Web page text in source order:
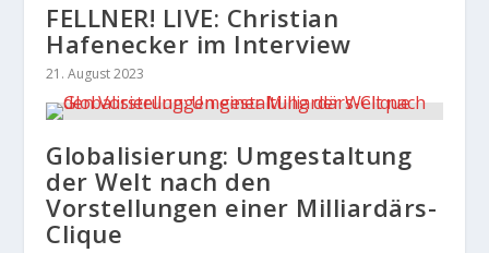
FELLNER! LIVE: Christian
Hafenecker im Interview
21. August 2023
Globalisierung: Umgestaltung
der Welt nach den
Vorstellungen einer Milliardärs-
Clique